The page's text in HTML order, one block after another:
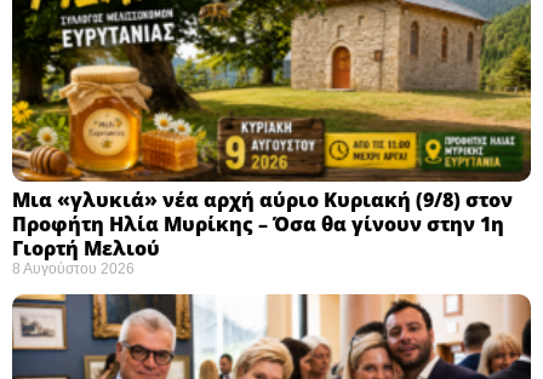
Μια «γλυκιά» νέα αρχή αύριο Κυριακή (9/8) στον
Προφήτη Ηλία Μυρίκης – Όσα θα γίνουν στην 1η
Γιορτή Μελιού
8 Αυγούστου 2026